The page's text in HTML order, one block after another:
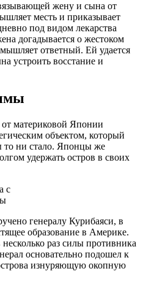
жену и сына от
месть и приказывает
под видом лекарства
догадывается о жестоком
ответный. Ей удается
устроить восстание и
материковой Японии
объектом, который
то ни стало. Японцы же
удержать остров в своих
генералу Курибаяси, в
образование в Америке.
раз силы противника
основательно подошел к
изнуряющую окопную